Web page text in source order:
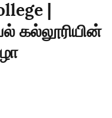
|
கல்லூரியின்